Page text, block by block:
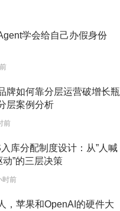
学会给自己办假身份
牌如何靠分层运营破增长瓶
案例分析
前
库分配制度设计：从”人喊
动”的三层决策
时前
，苹果和OpenAI的硬件大